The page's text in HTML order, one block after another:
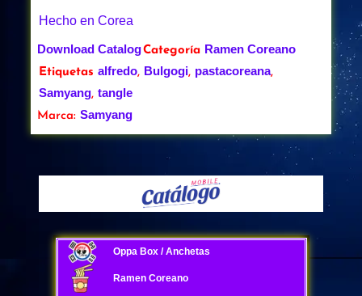
Hecho en Corea
Download CatalogCategoría Ramen Coreano
Etiquetas alfredo, Bulgogi, pastacoreana,
Samyang, tangle
Marca: Samyang
Oppa Box / Anchetas
Ramen Coreano